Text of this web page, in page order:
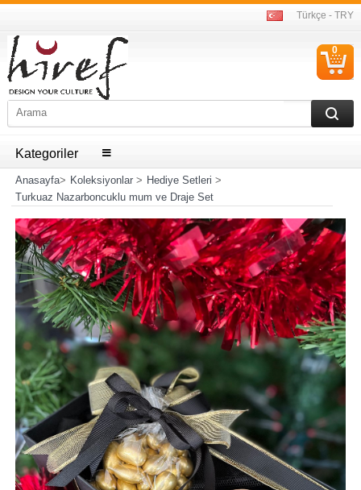
Türkçe - TRY
0
Kategoriler
Anasayfa> Koleksiyonlar> Hediye Setleri >
Turkuaz Nazarboncuklu mum ve Draje Set